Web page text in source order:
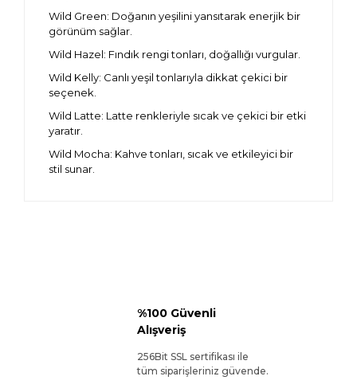
Wild Green: Doğanın yeşilini yansıtarak enerjik bir
görünüm sağlar.
Wild Hazel: Fındık rengi tonları, doğallığı vurgular.
Wild Kelly: Canlı yeşil tonlarıyla dikkat çekici bir
seçenek.
Wild Latte: Latte renkleriyle sıcak ve çekici bir etki
yaratır.
Wild Mocha: Kahve tonları, sıcak ve etkileyici bir
stil sunar.
%100 Güvenli
Alışveriş
256Bit SSL sertifikası ile
tüm siparişleriniz güvende.